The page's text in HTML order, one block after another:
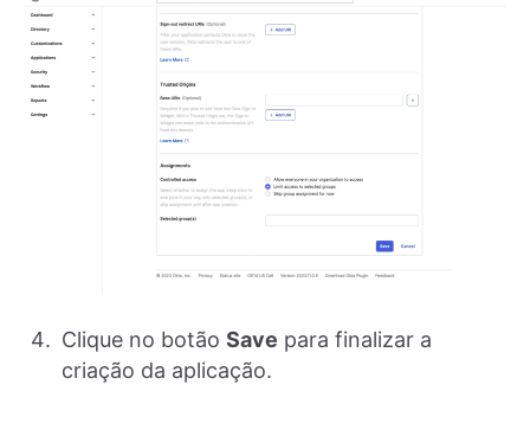
Clique no botão Save para finalizar a
criação da aplicação.